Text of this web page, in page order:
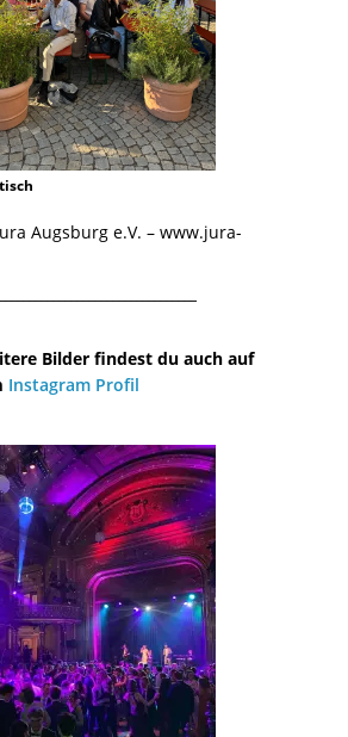
Augsburg e.V. – www.jura-
Bilder findest du auch auf
Instagram Profil